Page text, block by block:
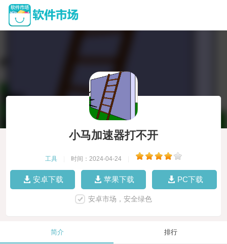
小马加速器打不开
工具 时间：2024-04-24
安卓下载 苹果下载 PC下载
安卓市场，安全绿色
简介 排行